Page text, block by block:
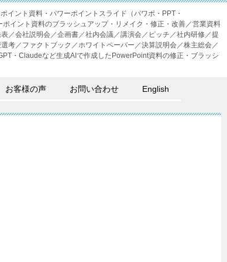
イント資料・パワーポイントスライド（パワポ・PPT・
イント資料のブラッシュアップ・リメイク・修正・改善／営業資料
／会社説明会／企画書／社内会議／講演会／ピッチ／社内研修／提
考／ファクトブック／ホワイトペーパー／決算説明会／株主総会／
・Claudeなど生成AIで作成したPowerPoint資料の修正・ブラッシ
お客様の声 お問い合わせ English